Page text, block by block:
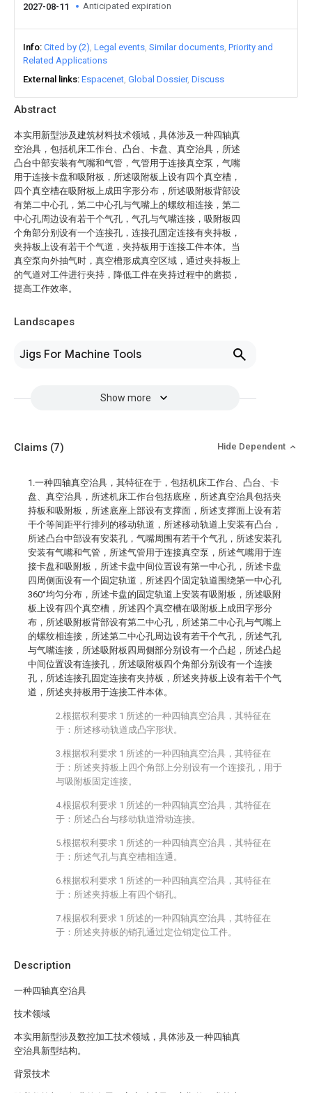
Abstract
本实用新型涉及建筑材料技术领域，具体涉及一种四轴真
空治具，包括机床工作台、凸台、卡盘、真空治具，所述
凸台中部安装有气嘴和气管，气管用于连接真空泵，气嘴
用于连接卡盘和吸附板，所述吸附板上设有四个真空槽，
四个真空槽在吸附板上成田字形分布，所述吸附板背部设
有第二中心孔，第二中心孔与气嘴上的螺纹相连接，第二
中心孔周边设有若干个气孔，气孔与气嘴连接，吸附板四
个角部分别设有一个连接孔，连接孔固定连接有夹持板，
夹持板上设有若干个气道，夹持板用于连接工件本体。当
真空泵向外抽气时，真空槽形成真空区域，通过夹持板上
的气道对工件进行夹持，降低工件在夹持过程中的磨损，
提高工作效率。
Landscapes
Jigs For Machine Tools
Show more
2027-08-11 Anticipated expiration
Info Cited by (2) Legal events Similar documents Priority and
Related Applications
External links Espacenet Global Dossier Discuss
Description
一种四轴真空治具
技术领域
本实用新型涉及数控加工技术领域，具体涉及一种四轴真
空治具新型结构。
背景技术
Claims (7) Hide Dependent
1.一种四轴真空治具，其特征在于，包括机床工作台、凸台、卡
盘、真空治具，所述机床工作台包括底座，所述真空治具包括夹
持板和吸附板，所述底座上部设有支撑面，所述支撑面上设有若
干个等间距平行排列的移动轨道，所述移动轨道上安装有凸台，
所述凸台中部设有安装孔，气嘴周围有若干个气孔，所述安装孔
安装有气嘴和气管，所述气管用于连接真空泵，所述气嘴用于连
接卡盘和吸附板，所述卡盘中间位置设有第一中心孔，所述卡盘
四周侧面设有一个固定轨道，所述四个固定轨道围绕第一中心孔
360°均匀分布，所述卡盘的固定轨道上安装有吸附板，所述吸附
板上设有四个真空槽，所述四个真空槽在吸附板上成田字形分
布，所述吸附板背部设有第二中心孔，所述第二中心孔与气嘴上
的螺纹相连接，所述第二中心孔周边设有若干个气孔，所述气孔
与气嘴连接，所述吸附板四周侧部分别设有一个凸起，所述凸起
中间位置设有连接孔，所述吸附板四个角部分别设有一个连接
孔，所述连接孔固定连接有夹持板，所述夹持板上设有若干个气
道，所述夹持板用于连接工件本体。
2.根据权利要求 1 所述的一种四轴真空治具，其特征在
于：所述移动轨道成凸字形状。
3.根据权利要求 1 所述的一种四轴真空治具，其特征在
于：所述夹持板上四个角部上分别设有一个连接孔，用于
与吸附板固定连接。
4.根据权利要求 1 所述的一种四轴真空治具，其特征在
于：所述凸台与移动轨道滑动连接。
5.根据权利要求 1 所述的一种四轴真空治具，其特征在
于：所述气孔与真空槽相连通。
6.根据权利要求 1 所述的一种四轴真空治具，其特征在
于：所述夹持板上有四个销孔。
7.根据权利要求 1 所述的一种四轴真空治具，其特征在
于：所述夹持板的销孔通过定位销定位工件。